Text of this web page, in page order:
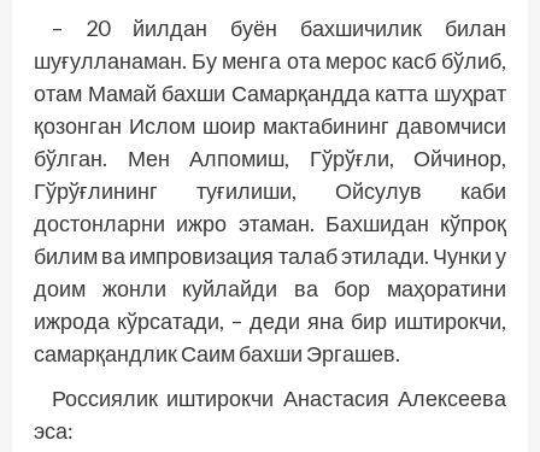
– 20 йилдан буён бахшичилик билан
шуғулланаман. Бу менга ота мерос касб бўлиб,
отам Мамай бахши Самарқандда катта шуҳрат
қозонган Ислом шоир мактабининг давомчиси
бўлган. Мен Алпомиш, Гўрўғли, Ойчинор,
Гўрўғлининг туғилиши, Ойсулув каби
достонларни ижро этаман. Бахшидан кўпроқ
билим ва импровизация талаб этилади. Чунки у
доим жонли куйлайди ва бор маҳоратини
ижрода кўрсатади, – деди яна бир иштирокчи,
самарқандлик Саим бахши Эргашев.
Россиялик иштирокчи Анастасия Алексеева
эса: